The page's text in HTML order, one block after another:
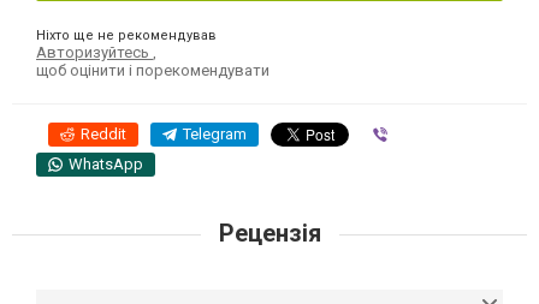
Ніхто ще не рекомендував
Авторизуйтесь
щоб оцінити і порекомендувати
Reddit Telegram
WhatsApp
Рецензія